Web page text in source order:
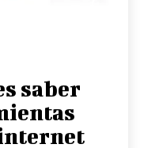
saber